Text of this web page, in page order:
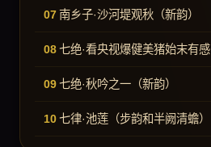
南乡子·沙河堤观秋（新韵）
七绝·看央视爆健美猪始末有感
七绝·秋吟之一（新韵）
七律·池莲（步韵和半阙清蟾）